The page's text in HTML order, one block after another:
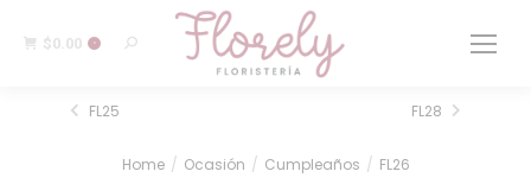
$0.00 0
You are here:Home Ocasión Cumpleaños FL26
FL25 FL28